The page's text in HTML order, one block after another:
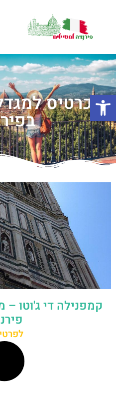
כרטיס
קמפנילה די ג'וטו
פתח סרגל נגישות